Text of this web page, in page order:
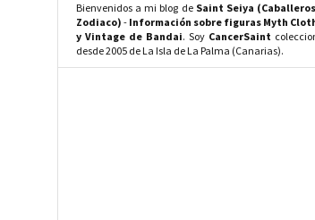
Bienvenidos a mi blog de Saint Seiya
Zodiaco) - Información sobre figuras Myth
y Vintage de Bandai. Soy CancerSaint
desde 2005 de La Isla de La Palma (Canarias).